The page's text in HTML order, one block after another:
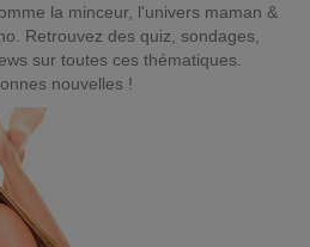
la minceur, l'univers maman &
Retrouvez des quiz, sondages,
sur toutes ces thématiques.
nouvelles !